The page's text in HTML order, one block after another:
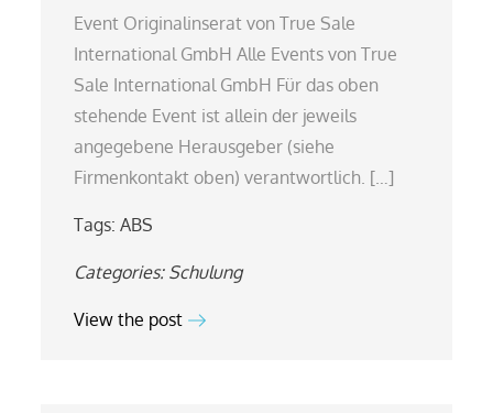
Event Originalinserat von True Sale
International GmbH Alle Events von True
Sale International GmbH Für das oben
stehende Event ist allein der jeweils
angegebene Herausgeber (siehe
Firmenkontakt oben) verantwortlich. […]
Tags:ABS
Categories: Schulung
View the post